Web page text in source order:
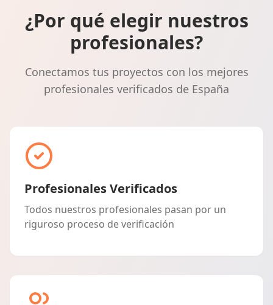
¿Por qué elegir nuestros
profesionales?
Conectamos tus proyectos con los mejores
profesionales verificados de España
Profesionales Verificados
Todos nuestros profesionales pasan por un
riguroso proceso de verificación